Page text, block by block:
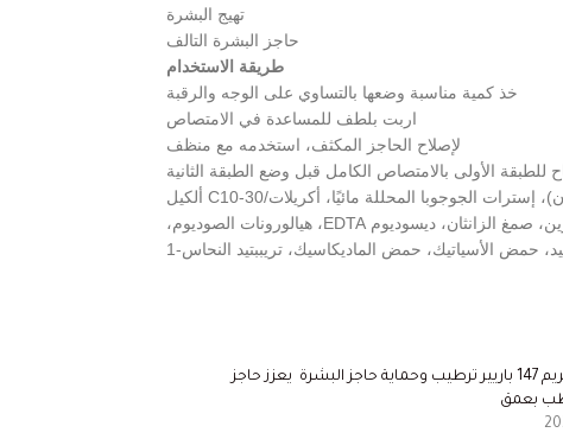
تهيج البشرة
حاجز البشرة التالف
طريقة الاستخدام
خذ كمية مناسبة وضعها بالتساوي على الوجه والرقبة
اربت بلطف للمساعدة في الامتصاص
لإصلاح الحاجز المكثف، استخدمه مع منظف
الماء، بانثينول (10٪)، سكوالين، بوتيلين جليكول، 1،2-هيكسانديول، نياسيناميد، مستخلص بامبوسا فولجاريس (3،497 جزء في المليون)، إسترات الجوجوبا المحللة مائيًا، أكريلات/C10-30 ألكيل
أكريلات كروسبوليمر، أمونيوم أكريلويلديميثيلتورات/VP كوبوليمر، هيدروكسي أسيتوفينون، تروميثامين، جليسيريزات ثنائي البوتاسيوم، إيثيلهكسيلجليسرين، صمغ الزانثان، ديسوديوم EDTA، هيالورونات الصوديوم،
حمض الأسياتيك، حمض الماديكاسيك، تريببتيد النحاس-1
دكتور الثيا كريم 147 باريير ترطيب وحماية حاجز البشرة يعزز حاجز
بعمق